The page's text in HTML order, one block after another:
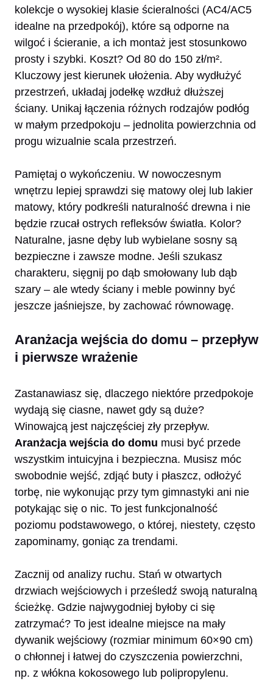
kolekcje o wysokiej klasie ścieralności (AC4/AC5
idealne na przedpokój), które są odporne na
wilgoć i ścieranie, a ich montaż jest stosunkowo
prosty i szybki. Koszt? Od 80 do 150 zł/m².
Kluczowy jest kierunek ułożenia. Aby wydłużyć
przestrzeń, układaj jodełkę wzdłuż dłuższej
ściany. Unikaj łączenia różnych rodzajów podłóg
w małym przedpokoju – jednolita powierzchnia od
progu wizualnie scala przestrzeń.
Pamiętaj o wykończeniu. W nowoczesnym
wnętrzu lepiej sprawdzi się matowy olej lub lakier
matowy, który podkreśli naturalność drewna i nie
będzie rzucał ostrych refleksów światła. Kolor?
Naturalne, jasne dęby lub wybielane sosny są
bezpieczne i zawsze modne. Jeśli szukasz
charakteru, sięgnij po dąb smołowany lub dąb
szary – ale wtedy ściany i meble powinny być
jeszcze jaśniejsze, by zachować równowagę.
Aranżacja wejścia do domu – przepływ
i pierwsze wrażenie
Zastanawiasz się, dlaczego niektóre przedpokoje
wydają się ciasne, nawet gdy są duże?
Winowajcą jest najczęściej zły przepływ.
Aranżacja wejścia do domu musi być przede
wszystkim intuicyjna i bezpieczna. Musisz móc
swobodnie wejść, zdjąć buty i płaszcz, odłożyć
torbę, nie wykonując przy tym gimnastyki ani nie
potykając się o nic. To jest funkcjonalność
poziomu podstawowego, o której, niestety, często
zapominamy, goniąc za trendami.
Zacznij od analizy ruchu. Stań w otwartych
drzwiach wejściowych i prześledź swoją naturalną
ścieżkę. Gdzie najwygodniej byłoby ci się
zatrzymać? To jest idealne miejsce na mały
dywanik wejściowy (rozmiar minimum 60×90 cm)
o chłonnej i łatwej do czyszczenia powierzchni,
np. z włókna kokosowego lub polipropylenu.